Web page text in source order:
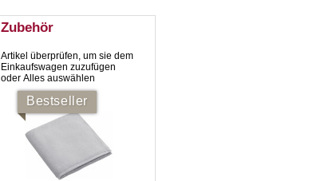
Zubehör
Artikel überprüfen, um sie dem
Einkaufswagen zuzufügen
oder Alles auswählen
Bestseller